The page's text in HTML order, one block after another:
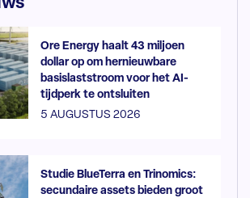
Ore Energy haalt 43 miljoen
dollar op om hernieuwbare
basislaststroom voor het AI-
tijdperk te ontsluiten
5 AUGUSTUS 2026
Studie BlueTerra en Trinomics:
secundaire assets bieden groot